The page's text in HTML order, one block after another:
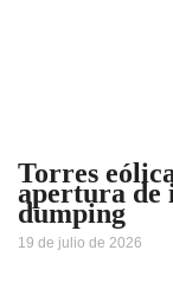
Torres
apertura de
dumping
19 de julio de 2026